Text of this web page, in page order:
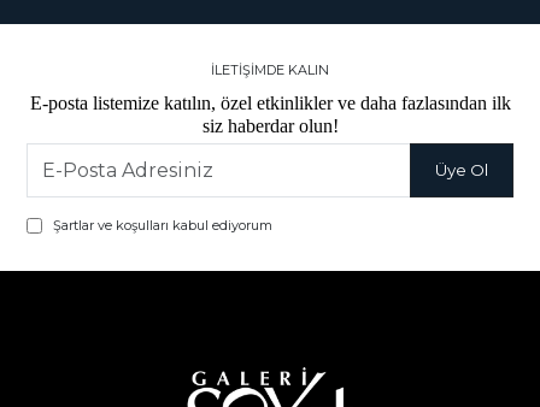
İLETİŞİMDE KALIN
E-posta listemize katılın, özel etkinlikler ve daha fazlasından ilk
siz haberdar olun!
Şartlar ve koşulları kabul ediyorum